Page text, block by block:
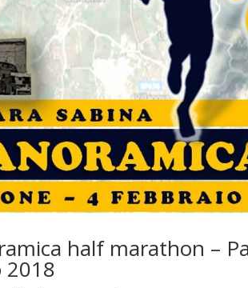
half marathon –